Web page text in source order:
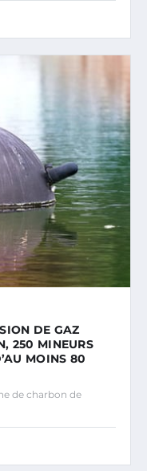
DE GAZ
250 MINEURS
MOINS 80
de charbon de